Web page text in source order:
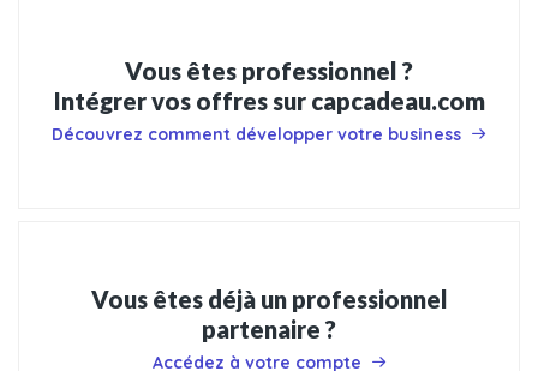
Vous êtes professionnel ?
Intégrer vos offres sur capcadeau.com
Découvrez comment développer votre business
Vous êtes déjà un professionnel
partenaire ?
Accédez à votre compte